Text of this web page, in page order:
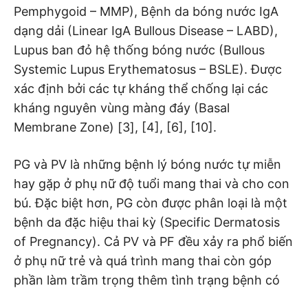
Pemphygoid – MMP), Bệnh da bóng nước IgA
dạng dải (Linear IgA Bullous Disease – LABD),
Lupus ban đỏ hệ thống bóng nước (Bullous
Systemic Lupus Erythematosus – BSLE). Được
xác định bởi các tự kháng thể chống lại các
kháng nguyên vùng màng đáy (Basal
Membrane Zone) [3], [4], [6], [10].
PG và PV là những bệnh lý bóng nước tự miễn
hay gặp ở phụ nữ độ tuổi mang thai và cho con
bú. Đặc biệt hơn, PG còn được phân loại là một
bệnh da đặc hiệu thai kỳ (Specific Dermatosis
of Pregnancy). Cả PV và PF đều xảy ra phổ biến
ở phụ nữ trẻ và quá trình mang thai còn góp
phần làm trầm trọng thêm tình trạng bệnh có